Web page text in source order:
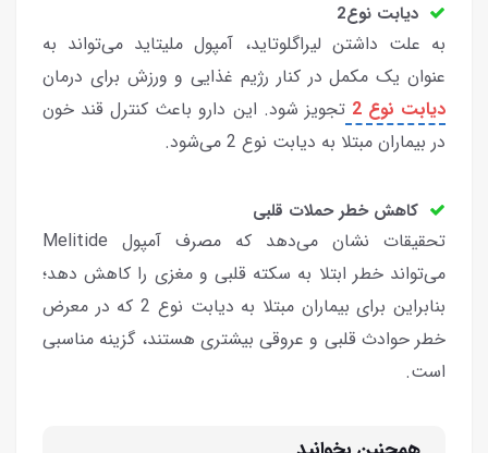
دیابت نوع2
به علت داشتن لیراگلوتاید، آمپول ملیتاید می‌تواند به
عنوان یک مکمل در کنار رژیم غذایی و ورزش برای درمان
دیابت نوع 2
تجویز شود. این دارو باعث کنترل قند خون
در بیماران مبتلا به دیابت نوع 2 می‌شود.
کاهش خطر حملات قلبی
تحقیقات نشان می‌دهد که مصرف آمپول Melitide
می‌تواند خطر ابتلا به سکته قلبی و مغزی را کاهش دهد؛
بنابراین برای بیماران مبتلا به دیابت نوع 2 که در معرض
خطر حوادث قلبی و عروقی بیشتری هستند، گزینه مناسبی
است.